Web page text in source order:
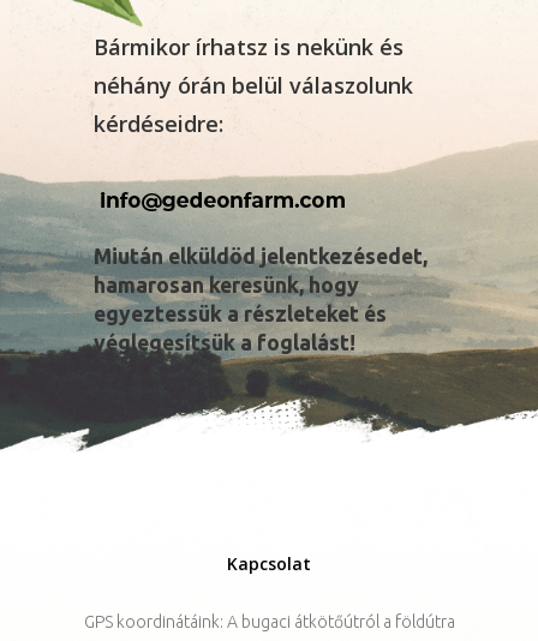
Bármikor írhatsz is nekünk és
néhány órán belül válaszolunk
kérdéseidre:
Miután elküldöd jelentkezésedet,
hamarosan keresünk, hogy
egyeztessük a részleteket és
véglegesítsük a foglalást!
Kapcsolat
GPS koordinátáink: A bugaci átkötőútról a földútra